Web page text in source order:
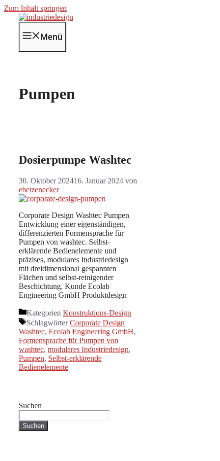
Zum Inhalt springen
Menü
Pumpen
Dosierpumpe Washtec
30. Oktober 202416. Januar 2024 von
ehetzenecker
Corporate Design Washtec Pumpen
Entwicklung einer eigenständigen,
differenzierten Formensprache für
Pumpen von washtec. Selbst-
erklärende Bedienelemente und
präzises, modulares Industriedesign
mit dreidimensional gespannten
Flächen und selbst-reinigender
Beschichtung. Kunde Ecolab
Engineering GmbH Produktdesign
Kategorien Konstruktions-Design
SchlagwörterCorporate Design
Washtec, Ecolab Engineering GmbH,
Formensprache für Pumpen von
washtec, modulares Industriedesign,
Pumpen, Selbst-erklärende
Bedienelemente
Suchen
Suchen